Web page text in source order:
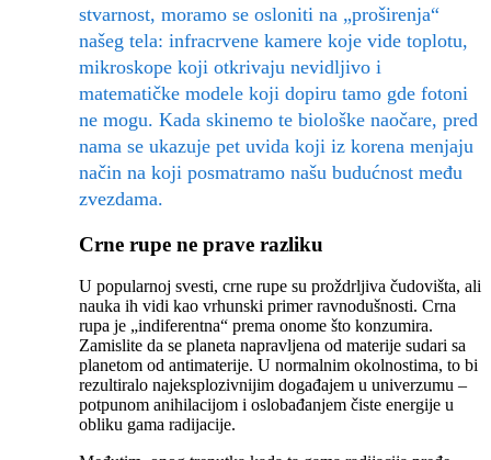
stvarnost, moramo se osloniti na „proširenja“
našeg tela: infracrvene kamere koje vide toplotu,
mikroskope koji otkrivaju nevidljivo i
matematičke modele koji dopiru tamo gde fotoni
ne mogu. Kada skinemo te biološke naočare, pred
nama se ukazuje pet uvida koji iz korena menjaju
način na koji posmatramo našu budućnost među
zvezdama.
Crne rupe ne prave razliku
U popularnoj svesti, crne rupe su proždrljiva čudovišta, ali
nauka ih vidi kao vrhunski primer ravnodušnosti. Crna
rupa je „indiferentna“ prema onome što konzumira.
Zamislite da se planeta napravljena od materije sudari sa
planetom od antimaterije. U normalnim okolnostima, to bi
rezultiralo najeksplozivnijim događajem u univerzumu –
potpunom anihilacijom i oslobađanjem čiste energije u
obliku gama radijacije.